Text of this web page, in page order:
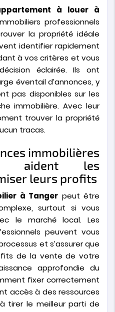
à louer à
professionnels
la propriété idéale
identifier rapidement
à vos critères et vous
éclairée. Ils ont
éventail d’annonces, y
pas disponibles sur les
immobilière. Avec leur
trouver la propriété
tracas.
immobilières
aident les
leurs profits
à Tanger peut être
surtout si vous
le marché local. Les
peuvent vous
et s’assurer que
de la vente de votre
approfondie du
fixer correctement
accès à des ressources
tirer le meilleur parti de